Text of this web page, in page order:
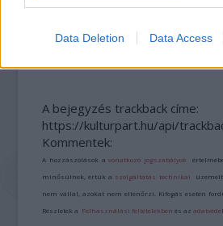
Data Deletion Data Access
ZÁRT A DOMBOS
A bejegyzés trackback címe:
https://kulturpart.hu/api/
Kommentek:
A hozzászólások avonatkozó jogszabályok
minősülnek, értük a szolgáltatás technikai
nem vállal, azokat nem ellenőrzi. Kifogás esetén
Részletek a Felhasználási feltételekben és az